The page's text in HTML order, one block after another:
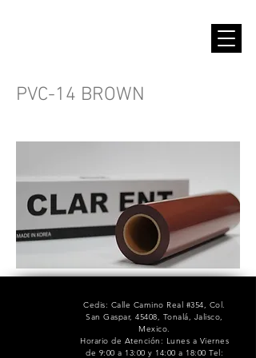
PVC-14 BROWN
Cedis: Calle Camino Real #354, Col.
San Gaspar, 45408, Tonalá, Jalisco,
Mexico.
Horario de Atención: Lunes a Viernes
de 9:00 a 13:00 y 14:00 a 18:00 Tel: